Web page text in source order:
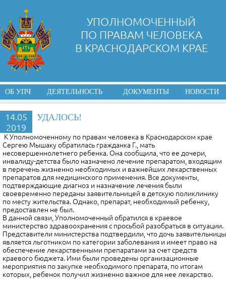
УПОЛНОМОЧЕННЫЙ
ПО ПРАВАМ ЧЕЛОВЕКА
В КРАСНОДАРСКОМ КРАЕ
ОБ УПЧ ДЕЯТЕЛЬНОСТЬ ДОКУМЕНТЫ НОВОСТИ
14.05
2019
УДАЛОСЬ!
К Уполномоченному по правам человека в Краснодарском крае
Сергею Мышаку обратилась гражданка Г., мать
несовершеннолетнего ребенка. Она сообщила, что ее дочери,
инвалиду-детства было назначено лечение препаратом, входящим
в перечень жизненно необходимых и важнейших лекарственных
препаратов для медицинского применения. Все документы,
подтверждающие диагноз и назначение лечения были
своевременно переданы заявительницей в детскую поликлинику
по месту жительства. Однако, препарат, необходимый ребенку,
предоставлен не был.
В данной связи, Уполномоченный обратился в краевое
министерство здравоохранения с просьбой разобраться в ситуации.
Представители министерства подтвердили, что дочь заявительницы
является льготником по категории заболевания и имеет право на
обеспечение лекарственными препаратами за счет средств
краевого бюджета. Ими были проведены организационные
мероприятия по закупке необходимого препарата, по итогам
которых, ребенок получил жизненно важное для нее лекарство.